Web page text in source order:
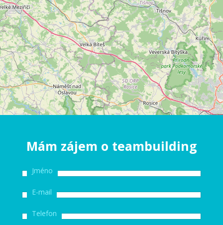
Mám zájem o teambuilding
Jméno
E-mail
Telefon